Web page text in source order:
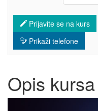
Prijavite se na kurs
Prikaži telefone
Opis kursa